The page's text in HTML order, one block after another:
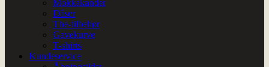
Mokkakander
Dåser
The-tilbehør
Gavekurve
T-shirts
Kundeservice